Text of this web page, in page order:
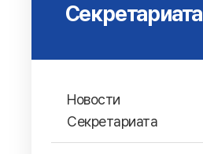
Секретариата
Новости
Секретариата